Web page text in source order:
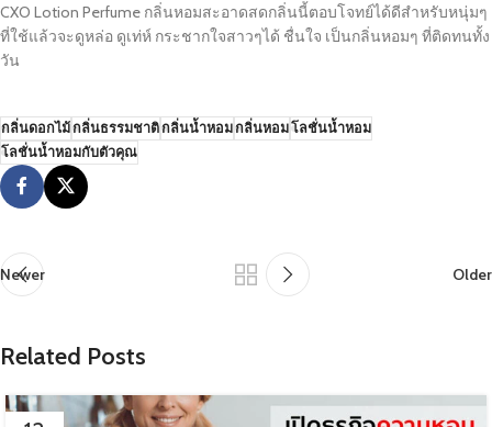
CXO Lotion Perfume กลิ่นหอมสะอาดสดกลิ่นนี้ตอบโจทย์ได้ดีสำหรับหนุ่มๆ
ที่ใช้แล้วจะดูหล่อ ดูเท่ห์ กระชากใจสาวๆได้ ชื่นใจ เป็นกลิ่นหอมๆ ที่ติดทนทั้ง
วัน
กลิ่นดอกไม้กลิ่นธรรมชาติกลิ่นน้ำหอมกลิ่นหอมโลชั่นน้ำหอม
โลชั่นน้ำหอมกับตัวคุณ
Newer Older
Related Posts